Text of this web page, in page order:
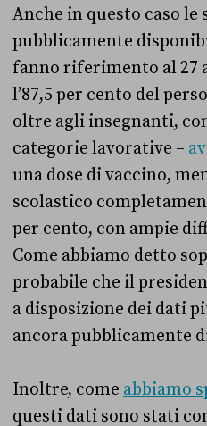
Anche in questo caso
pubblicamente
fanno riferimento al 27
l’87,5 per cento del
oltre agli insegnanti,
categorie lavorative –
una dose di vaccino,
scolastico
per cento, con ampie
Come abbiamo detto
probabile che il
a disposizione dei dati
ancora pubblicamente
Inoltre, come abbiamo
questi dati sono stati